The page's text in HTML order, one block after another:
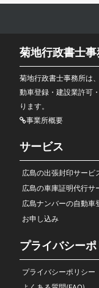
菊地行政書士
菊地行政書士事務所は
動車登録・建設業許可
ります。
事業所概要
サービス
広島の出張封印サービ
広島の車庫証明代行サ
広島ナンバーの自動車
お申し込み
プライバシー
プライバシーポリシー